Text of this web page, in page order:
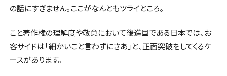
の話にすぎません。ここがなんともツライところ。
こと著作権の理解度や敬意において後進国である日本では、お
客サイドは「細かいこと言わずにさあ」と、正面突破をしてくるケ
ースがあります。